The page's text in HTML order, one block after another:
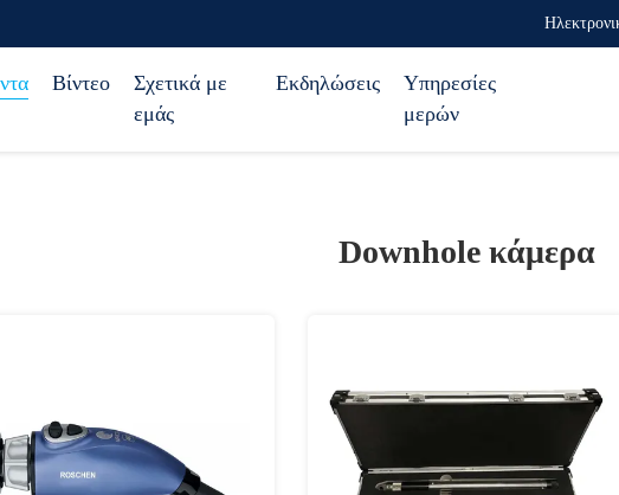
Βίντεο
Σχετικά με
εμάς
Εκδηλώσεις
Υπηρεσίες
μερών
Downhole κάμερα